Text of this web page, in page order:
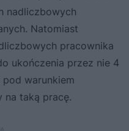
nadliczbowych
Natomiast
pracownika
ukończenia przez nie 4
warunkiem
na taką pracę.